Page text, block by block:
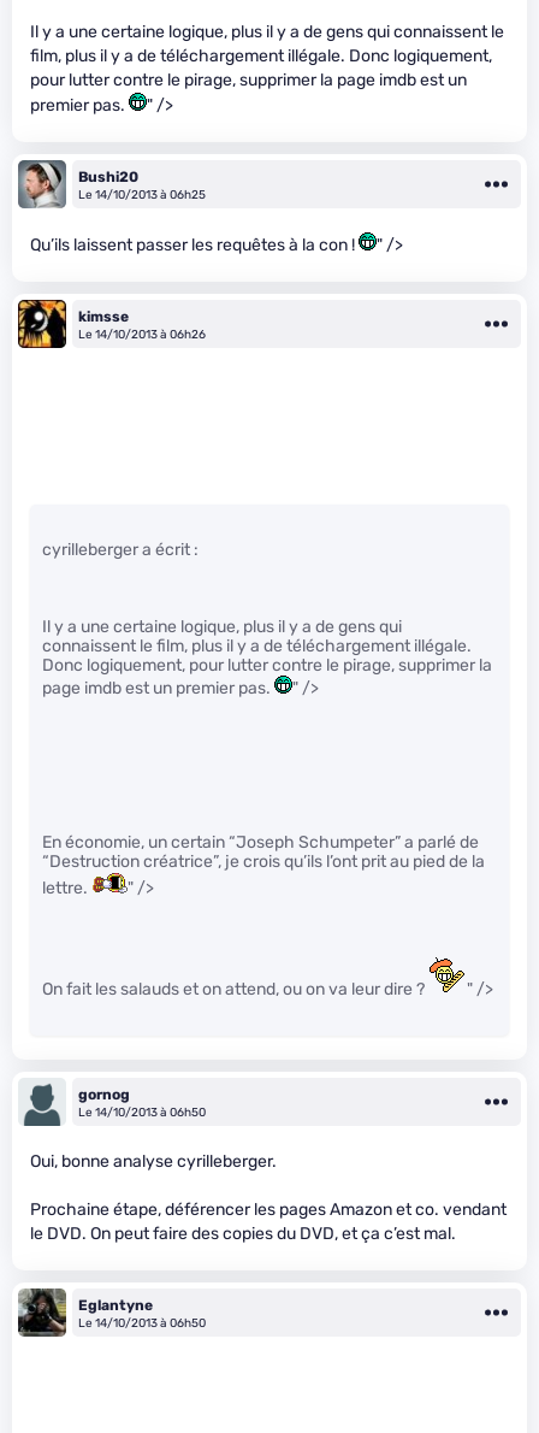
Il y a une certaine logique, plus il y a de gens qui connaissent le
film, plus il y a de téléchargement illégale. Donc logiquement,
pour lutter contre le pirage, supprimer la page imdb est un
premier pas.
" />
Bushi20
Le 14/10/2013 à 06h25
Qu’ils laissent passer les requêtes à la con ! " />
kimsse
Le 14/10/2013 à 06h26
cyrilleberger a écrit :
Il y a une certaine logique, plus il y a de gens qui
connaissent le film, plus il y a de téléchargement illégale.
Donc logiquement, pour lutter contre le pirage, supprimer la
page imdb est un premier pas.
" />
En économie, un certain “Joseph Schumpeter” a parlé de
“Destruction créatrice”, je crois qu’ils l’ont prit au pied de la
lettre.
" />
On fait les salauds et on attend, ou on va leur dire ? " />
gornog
Le 14/10/2013 à 06h50
Oui, bonne analyse cyrilleberger.
Prochaine étape, déférencer les pages Amazon et co. vendant
le DVD. On peut faire des copies du DVD, et ça c’est mal.
Eglantyne
Le 14/10/2013 à 06h50